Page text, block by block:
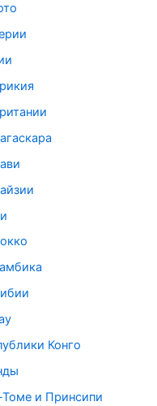
Конго
и Принсипи